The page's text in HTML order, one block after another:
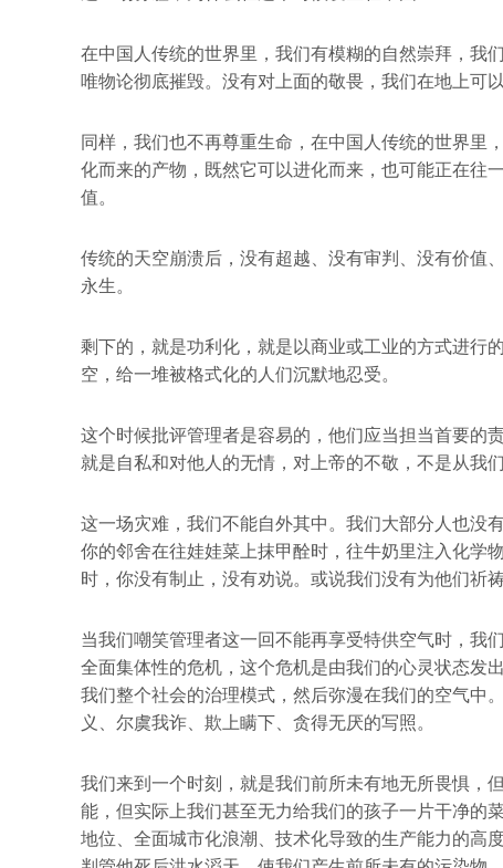
在中国人传统的世界里，我们有模糊的自然崇拜，我
唯物论彻底摧毁。没有对上面的敬畏，我们在地上可以
同样，我们也不再尊重生命，在中国人传统的世界里
化而来的产物，既然它可以进化而来，也可能正在往
值。
传统的天空崩溃后，没有超越、没有审判、没有价值
永生。
剩下的，就是功利化，就是以商业或工业的方式进行
空，给一堆被格式化的人们沉默地忍受。
这个时候批评管理者是容易的，他们应当担当首要的
就是自私和对他人的无情，对上帝的不敬，不是从我
这一场灾难，我们不能自外其中。我们大部分人也没
你的邻舍在往娃娃菜上抹甲酫时，往牛奶里注入化学
时，你没有制止，没有劝说。或说我们没有为他们祈
当我们嘲笑管理者这一回不能再享受特供空气时，我
全面集体性的危机，这个危机是由我们的心灵状态发
我们整个社会的治理模式，然后弥漫在我们的空气中
义、尔虞我诈、欺上瞒下、贪得无厌的写照。
我们来到一个时刻，就是我们前所未有地无所畏惧，
能，但实际上我们甚至无力给我们的孩子一片干净的
地位、全面城市化浪潮、技术化导致的生产能力的高